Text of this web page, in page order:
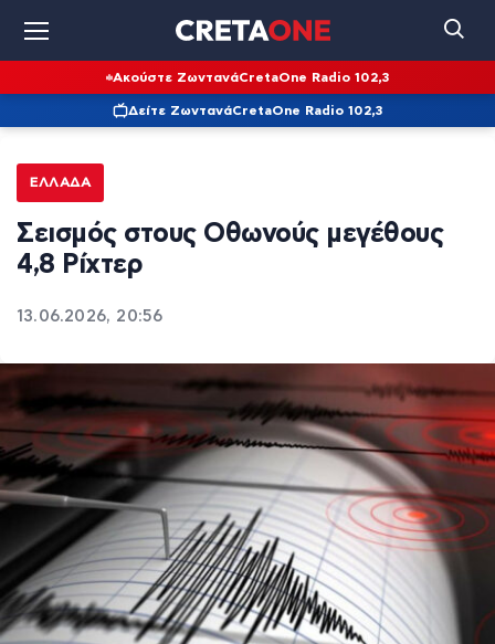
Ακούστε ΖωντανάCretaOne Radio 102,3
Δείτε ΖωντανάCretaOne Radio 102,3
ΕΛΛΆΔΑ
Σεισμός στους Οθωνούς μεγέθους
4,8 Ρίχτερ
13.06.2026, 20:56